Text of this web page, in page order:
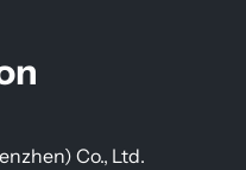
Co., Ltd.